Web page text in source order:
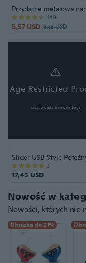
5,57 USD 6,33 USD
149
Age Restricted
click to update view settings
17,46 USD
3
Nowość w
Nowości, których nie
Obniżka do 21%